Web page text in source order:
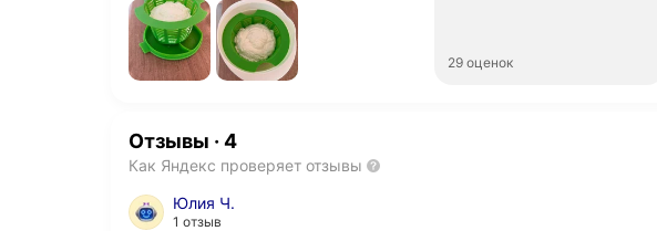
29 оценок
Отзывы · 4
Как Яндекс проверяет отзывы
Юлия Ч.
1 отзыв